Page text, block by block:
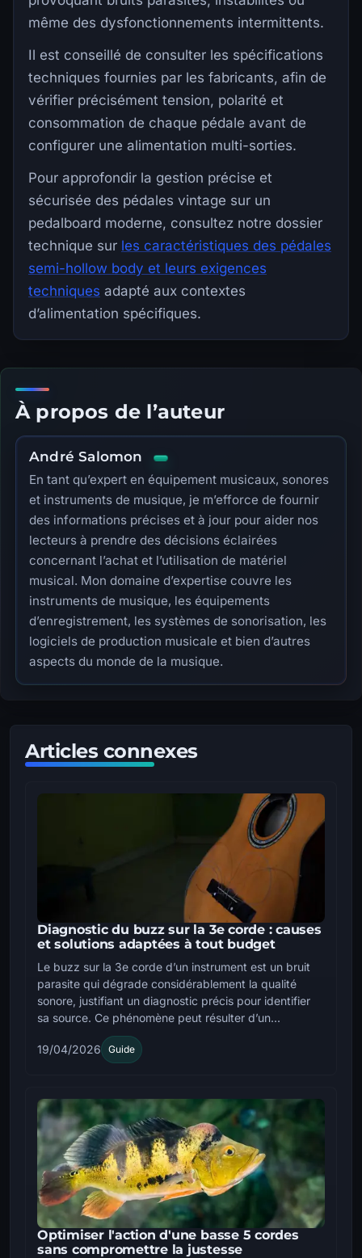
même des dysfonctionnements intermittents.
Il est conseillé de consulter les spécifications
techniques fournies par les fabricants, afin de
vérifier précisément tension, polarité et
consommation de chaque pédale avant de
configurer une alimentation multi-sorties.
Pour approfondir la gestion précise et
sécurisée des pédales vintage sur un
pedalboard moderne, consultez notre dossier
technique sur les caractéristiques des pédales
semi-hollow body et leurs exigences
techniques adapté aux contextes
d’alimentation spécifiques.
À propos de l’auteur
André Salomon
En tant qu’expert en équipement musicaux, sonores
et instruments de musique, je m’efforce de fournir
des informations précises et à jour pour aider nos
lecteurs à prendre des décisions éclairées
concernant l’achat et l’utilisation de matériel
musical. Mon domaine d’expertise couvre les
instruments de musique, les équipements
d’enregistrement, les systèmes de sonorisation, les
logiciels de production musicale et bien d’autres
aspects du monde de la musique.
Articles connexes
Diagnostic du buzz sur la 3e corde : causes
et solutions adaptées à tout budget
Le buzz sur la 3e corde d’un instrument est un bruit
parasite qui dégrade considérablement la qualité
sonore, justifiant un diagnostic précis pour identifier
sa source. Ce phénomène peut résulter d’un...
19/04/2026 Guide
Optimiser l'action d'une basse 5 cordes
sans compromettre la justesse